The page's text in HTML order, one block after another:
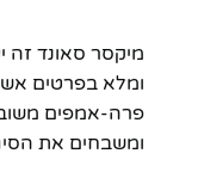
מיקסר סאונד זה
ומלא בפרטים
פרה-אמפים
ומשבחים את